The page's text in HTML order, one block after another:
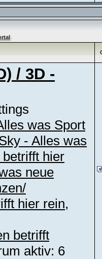
/ 3D -
was Sport
- Alles was
hier
neue
hier rein,
betrifft
aktiv: 6